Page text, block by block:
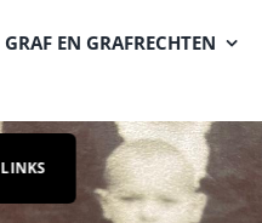
GRAF EN GRAFRECHTEN
LINKS